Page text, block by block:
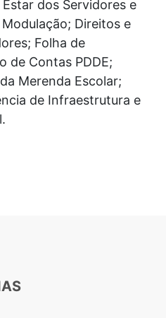
dos Servidores e
Direitos e
Folha de
de Contas PDDE;
Merenda Escolar;
de Infraestrutura e